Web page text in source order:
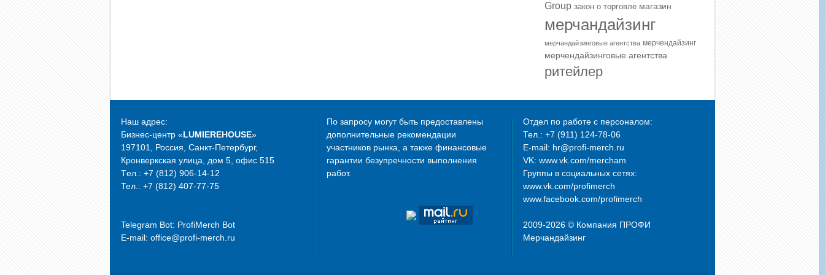
Group закон о торговле магазин
мерчандайзинг
мерчандайзинговые агентства мерчендайзинг
мерчендайзинговые агентства
ритейлер
Наш адрес:
Бизнес-центр «LUMIEREHOUSE»
197101, Россия, Санкт-Петербург,
Кронверкская улица, дом 5, офис 515
Tел.: +7 (812) 906-14-12
Тел.: +7 (812) 407-77-75
Telegram Bot: ProfiMerch Bot
E-mail: office@profi-merch.ru
По запросу могут быть предоставлены
дополнительные рекомендации
участников рынка, а также финансовые
гарантии безупречности выполнения
работ.
Отдел по работе с персоналом:
Тел.: +7 (911) 124-78-06
E-mail: hr@profi-merch.ru
VK: www.vk.com/mercham
Группы в социальных сетях:
www.vk.com/profimerch
www.facebook.com/profimerch
2009-2026 © Компания ПРОФИ
Мерчандайзинг